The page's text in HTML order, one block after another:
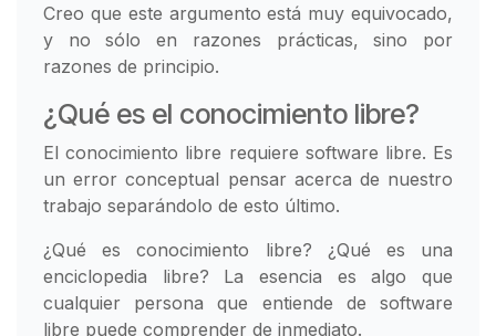
Creo que este argumento está muy equivocado,
y no sólo en razones prácticas, sino por
razones de principio.
¿Qué es el conocimiento libre?
El conocimiento libre requiere software libre. Es
un error conceptual pensar acerca de nuestro
trabajo separándolo de esto último.
¿Qué es conocimiento libre? ¿Qué es una
enciclopedia libre? La esencia es algo que
cualquier persona que entiende de software
libre puede comprender de inmediato.